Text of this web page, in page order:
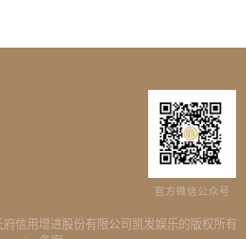
官方微信公众号
信用增进股份有限公司凯发娱乐的版权所有